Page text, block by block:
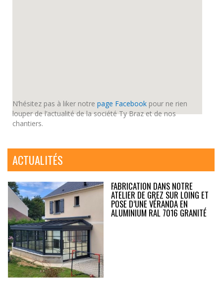
N’hésitez pas à liker notre page Facebook pour ne rien
louper de l’actualité de la société Ty Braz et de nos
chantiers.
ACTUALITÉS
FABRICATION DANS NOTRE
ATELIER DE GREZ SUR LOING ET
POSE D’UNE VÉRANDA EN
ALUMINIUM RAL 7016 GRANITÉ